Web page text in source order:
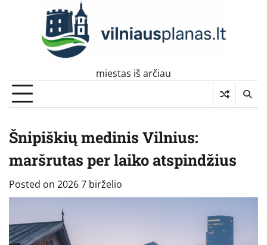
miestas iš arčiau
Šnipiškių medinis Vilnius:
maršrutas per laiko atspindžius
Posted on 2026 7 birželio